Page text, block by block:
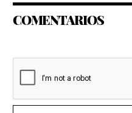
COMENTARIOS